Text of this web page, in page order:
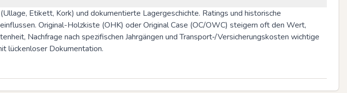
Etikett, Kork) und dokumentierte Lagergeschichte. Ratings und historische
Original-Holzkiste (OHK) oder Original Case (OC/OWC) steigern oft den Wert,
Nachfrage nach spezifischen Jahrgängen und Transport‑/Versicherungskosten wichtige
lückenloser Dokumentation.